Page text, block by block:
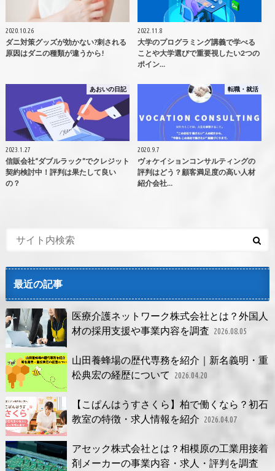
2020.10.26
ダニ対策グッズが効かない?刺される
原因はダニの種類が違うから!
2022.11.8
大学のプログラミング講義で学べる
ことや大学選びで重要視したい2つの
ポイン…
あおいの日記
2023.1.27
信販会社“ダブルラック”でクレジット
契約検討中！評判は果たして良い
の？
転職・就活
2020.9.7
ヴォケイションコンサルティングの
評判はどう？顧客満足度の高い人材
紹介会社…
最近の記事
医療介護ネットワーク株式会社とは？外国人
材の採用支援や事業内容を調査 2026.08.05
山田養蜂場の歴代専務を紹介｜新名義明・重
松典宏の経歴について
2026.04.20
【こぱんはうすさくら】柏で働くなら？初石
教室の特徴・求人情報を紹介 2026.04.07
アセック株式会社とは？相模原の工業用接着
剤メーカーの事業内容・求人・評判を調査